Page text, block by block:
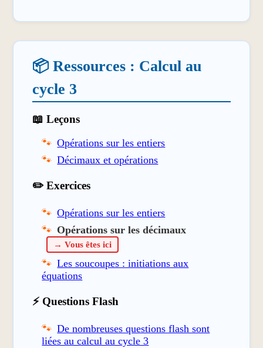
📦 Ressources : Calcul au
cycle 3
📖 Leçons
Opérations sur les entiers
Décimaux et opérations
✏️ Exercices
Opérations sur les entiers
Opérations sur les décimaux
→ Vous êtes ici
Les soucoupes : initiations aux
équations
⚡ Questions Flash
De nombreuses questions flash sont
liées au calcul au cycle 3